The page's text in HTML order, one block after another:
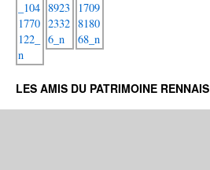
LES AMIS DU PATRIMOINE RENNAIS